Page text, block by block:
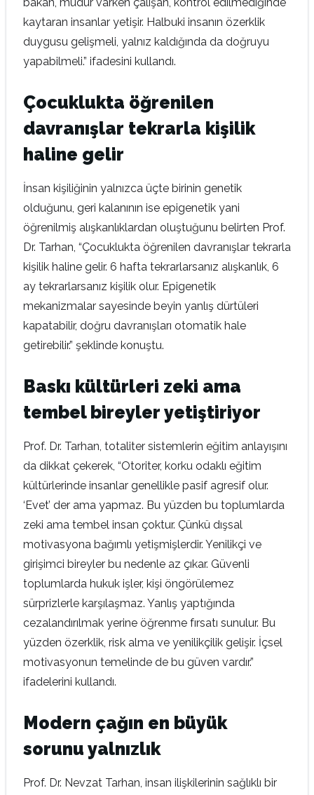
kaytaran insanlar yetişir. Halbuki insanın özerklik
duygusu gelişmeli, yalnız kaldığında da doğruyu
yapabilmeli.” ifadesini kullandı.
Çocuklukta öğrenilen
davranışlar tekrarla kişilik
haline gelir
İnsan kişiliğinin yalnızca üçte birinin genetik
olduğunu, geri kalanının ise epigenetik yani
öğrenilmiş alışkanlıklardan oluştuğunu belirten Prof.
Dr. Tarhan, “Çocuklukta öğrenilen davranışlar tekrarla
kişilik haline gelir. 6 hafta tekrarlarsanız alışkanlık, 6
ay tekrarlarsanız kişilik olur. Epigenetik
mekanizmalar sayesinde beyin yanlış dürtüleri
kapatabilir, doğru davranışları otomatik hale
getirebilir.” şeklinde konuştu.
Baskı kültürleri zeki ama
tembel bireyler yetiştiriyor
Prof. Dr. Tarhan, totaliter sistemlerin eğitim anlayışını
da dikkat çekerek, “Otoriter, korku odaklı eğitim
kültürlerinde insanlar genellikle pasif agresif olur.
‘Evet’ der ama yapmaz. Bu yüzden bu toplumlarda
zeki ama tembel insan çoktur. Çünkü dışsal
motivasyona bağımlı yetişmişlerdir. Yenilikçi ve
girişimci bireyler bu nedenle az çıkar. Güvenli
toplumlarda hukuk işler, kişi öngörülemez
sürprizlerle karşılaşmaz. Yanlış yaptığında
cezalandırılmak yerine öğrenme fırsatı sunulur. Bu
yüzden özerklik, risk alma ve yenilikçilik gelişir. İçsel
motivasyonun temelinde de bu güven vardır.”
ifadelerini kullandı.
Modern çağın en büyük
sorunu yalnızlık
Prof. Dr. Nevzat Tarhan, insan ilişkilerinin sağlıklı bir